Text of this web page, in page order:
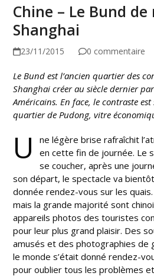
Chine – Le Bund
Shanghai
23/11/2015 0 commentaire
Le Bund est l’ancien quartier des
Shanghai créer au siècle dernier
Américains. En face, le contraste est
quartier de Pudong, vitre
U
ne légère brise rafraîchit
en cette fin de journée. Le
se coucher, après une
son départ, le spectacle va
donnée rendez-vous sur les
mais la grande majorité sont
appareils photos des touristes
pour leur plus grand plaisir. Des
amusés et des photographies de
le monde s’était donné rendez-
pour oublier tous les problèmes